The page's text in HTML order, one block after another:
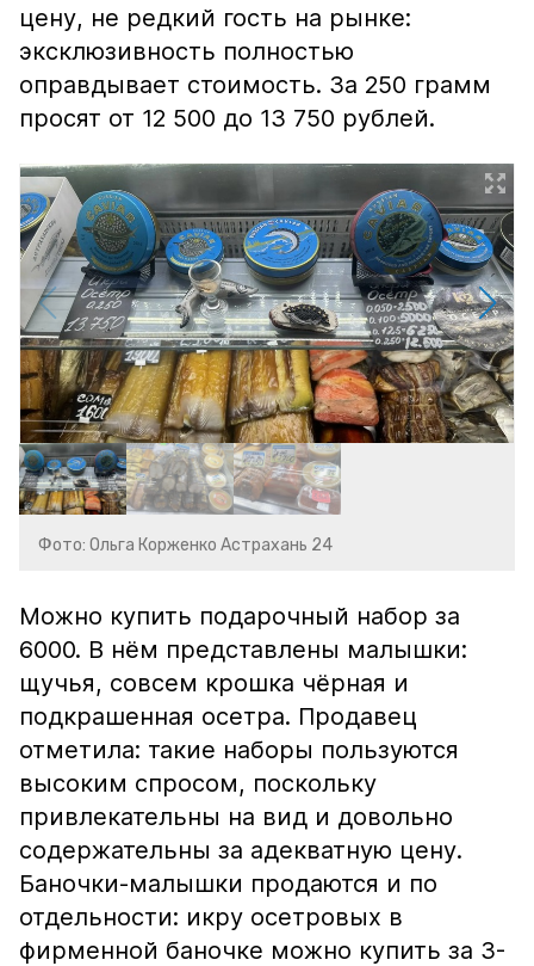
цену, не редкий гость на рынке:
эксклюзивность полностью
оправдывает стоимость. За 250 грамм
просят от 12 500 до 13 750 рублей.
Фото: Ольга Корженко Астрахань 24
Можно купить подарочный набор за
6000. В нём представлены малышки:
щучья, совсем крошка чёрная и
подкрашенная осетра. Продавец
отметила: такие наборы пользуются
высоким спросом, поскольку
привлекательны на вид и довольно
содержательны за адекватную цену.
Баночки-малышки продаются и по
отдельности: икру осетровых в
фирменной баночке можно купить за 3-